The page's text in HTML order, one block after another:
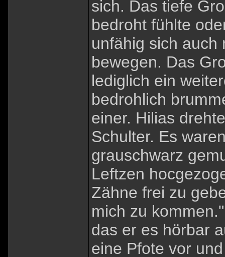
sich. Das tiefe
bedroht fühlte
unfähig sich auch
bewegen. Das
lediglich ein
bedrohlich
einer. Hilias
Schulter. Es
grauschwarz
Leftzen
Zähne frei zu
mich zu
das er es hörbar
eine Pfote vor